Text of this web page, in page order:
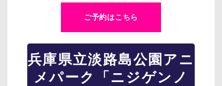
ご予約はこちら
兵庫県立淡路島公園アニ
メパーク「ニジゲンノ